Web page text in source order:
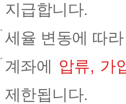
지급합니다.
세율 변동에 따
계좌에 압류, 가
제한됩니다.